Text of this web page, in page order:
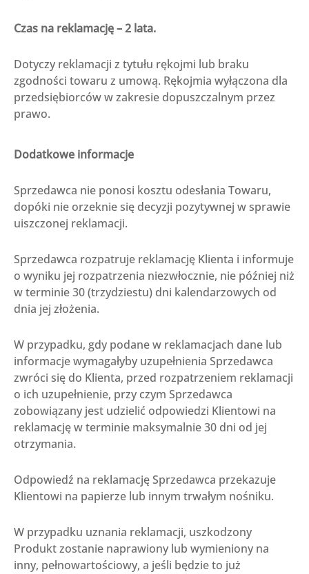
Czas na reklamację – 2 lata.
Dotyczy reklamacji z tytułu rękojmi lub braku
zgodności towaru z umową. Rękojmia wyłączona dla
przedsiębiorców w zakresie dopuszczalnym przez
prawo.
Dodatkowe informacje
Sprzedawca nie ponosi kosztu odesłania Towaru,
dopóki nie orzeknie się decyzji pozytywnej w sprawie
uiszczonej reklamacji.
Sprzedawca rozpatruje reklamację Klienta i informuje
o wyniku jej rozpatrzenia niezwłocznie, nie później niż
w terminie 30 (trzydziestu) dni kalendarzowych od
dnia jej złożenia.
W przypadku, gdy podane w reklamacjach dane lub
informacje wymagałyby uzupełnienia Sprzedawca
zwróci się do Klienta, przed rozpatrzeniem reklamacji
o ich uzupełnienie, przy czym Sprzedawca
zobowiązany jest udzielić odpowiedzi Klientowi na
reklamację w terminie maksymalnie 30 dni od jej
otrzymania.
Odpowiedź na reklamację Sprzedawca przekazuje
Klientowi na papierze lub innym trwałym nośniku.
W przypadku uznania reklamacji, uszkodzony
Produkt zostanie naprawiony lub wymieniony na
inny, pełnowartościowy, a jeśli będzie to już